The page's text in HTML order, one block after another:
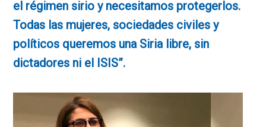
el régimen sirio y necesitamos protegerlos.
Todas las mujeres, sociedades civiles y
políticos queremos una Siria libre, sin
dictadores ni el ISIS”.